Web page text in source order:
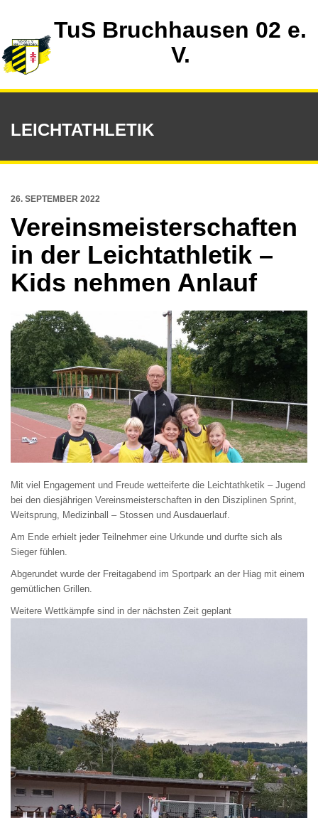
TuS Bruchhausen 02 e.
V.
LEICHTATHLETIK
26. SEPTEMBER 2022
Vereinsmeisterschaften
in der Leichtathletik –
Kids nehmen Anlauf
Mit viel Engagement und Freude wetteiferte die Leichtathketik – Jugend
bei den diesjährigen Vereinsmeisterschaften in den Disziplinen Sprint,
Weitsprung, Medizinball – Stossen und Ausdauerlauf.
Am Ende erhielt jeder Teilnehmer eine Urkunde und durfte sich als
Sieger fühlen.
Abgerundet wurde der Freitagabend im Sportpark an der Hiag mit einem
gemütlichen Grillen.
Weitere Wettkämpfe sind in der nächsten Zeit geplant